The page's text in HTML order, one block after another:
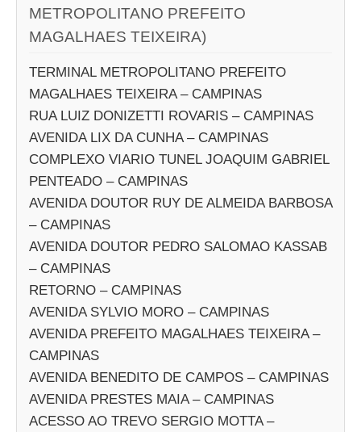
METROPOLITANO PREFEITO
MAGALHAES TEIXEIRA)
TERMINAL METROPOLITANO PREFEITO
MAGALHAES TEIXEIRA – CAMPINAS
RUA LUIZ DONIZETTI ROVARIS – CAMPINAS
AVENIDA LIX DA CUNHA – CAMPINAS
COMPLEXO VIARIO TUNEL JOAQUIM GABRIEL
PENTEADO – CAMPINAS
AVENIDA DOUTOR RUY DE ALMEIDA BARBOSA
– CAMPINAS
AVENIDA DOUTOR PEDRO SALOMAO KASSAB
– CAMPINAS
RETORNO – CAMPINAS
AVENIDA SYLVIO MORO – CAMPINAS
AVENIDA PREFEITO MAGALHAES TEIXEIRA –
CAMPINAS
AVENIDA BENEDITO DE CAMPOS – CAMPINAS
AVENIDA PRESTES MAIA – CAMPINAS
ACESSO AO TREVO SERGIO MOTTA –